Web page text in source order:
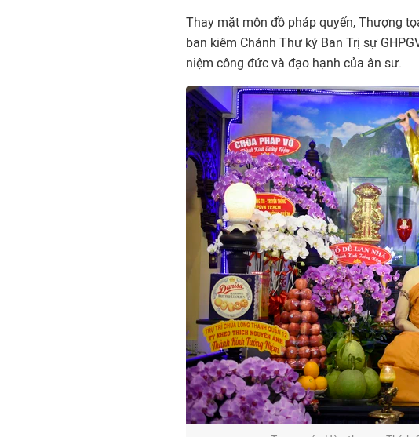
Thay mặt môn đồ pháp quyến, Thượng
ban kiêm Chánh Thư ký Ban Trị sự
niệm công đức và đạo hạnh của ân sư.